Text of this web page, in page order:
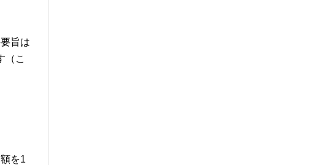
旨は
（こ
を1